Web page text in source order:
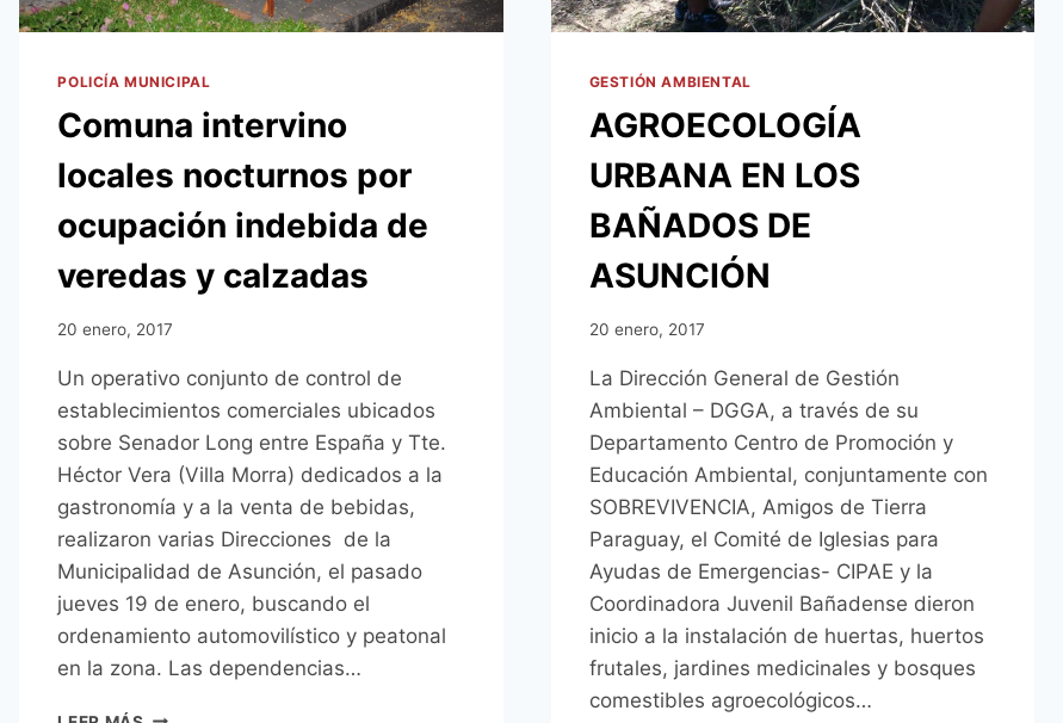
POLICÍA MUNICIPAL
Comuna intervino
locales nocturnos por
ocupación indebida de
veredas y calzadas
20 enero, 2017
Un operativo conjunto de control de
establecimientos comerciales ubicados
sobre Senador Long entre España y Tte.
Héctor Vera (Villa Morra) dedicados a la
gastronomía y a la venta de bebidas,
realizaron varias Direcciones de la
Municipalidad de Asunción, el pasado
jueves 19 de enero, buscando el
ordenamiento automovilístico y peatonal
en la zona. Las dependencias…
COMUNA
GESTIÓN AMBIENTAL
AGROECOLOGÍA
URBANA EN LOS
BAÑADOS DE
ASUNCIÓN
20 enero, 2017
La Dirección General de Gestión
Ambiental – DGGA, a través de su
Departamento Centro de Promoción y
Educación Ambiental, conjuntamente con
SOBREVIVENCIA, Amigos de Tierra
Paraguay, el Comité de Iglesias para
Ayudas de Emergencias- CIPAE y la
Coordinadora Juvenil Bañadense dieron
inicio a la instalación de huertas, huertos
frutales, jardines medicinales y bosques
comestibles agroecológicos…